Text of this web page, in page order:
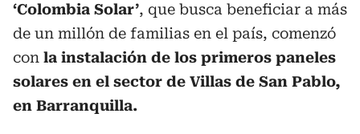
‘Colombia Solar’, que busca beneficiar a más
de un millón de familias en el país, comenzó
con la instalación de los primeros paneles
solares en el sector de Villas de San Pablo,
en Barranquilla.